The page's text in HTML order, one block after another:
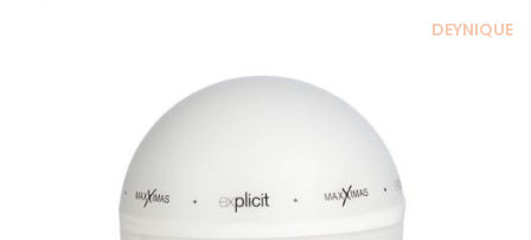
DEYNIQUE